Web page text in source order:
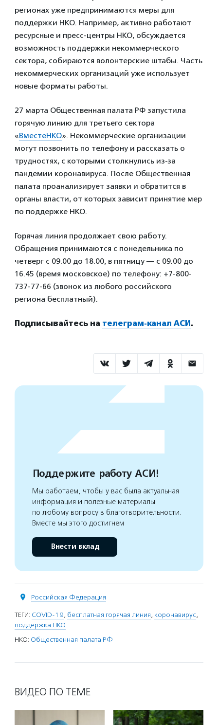
регионах уже предпринимаются меры для
поддержки НКО. Например, активно работают
ресурсные и пресс-центры НКО, обсуждается
возможность поддержки некоммерческого
сектора, собираются волонтерские штабы. Часть
некоммерческих организаций уже использует
новые форматы работы.
27 марта Общественная палата РФ запустила
горячую линию для третьего сектора
«ВместеНКО». Некоммерческие организации
могут позвонить по телефону и рассказать о
трудностях, с которыми столкнулись из-за
пандемии коронавируса. После Общественная
палата проанализирует заявки и обратится в
органы власти, от которых зависит принятие мер
по поддержке НКО.
Горячая линия продолжает свою работу.
Обращения принимаются с понедельника по
четверг с 09.00 до 18.00, в пятницу — с 09.00 до
16.45 (время московское) по телефону: +7-800-
737-77-66 (звонок из любого российского
региона бесплатный).
Подписывайтесь на телеграм-канал АСИ.
Поддержите работу АСИ!
Мы работаем, чтобы у вас была актуальная
информация и полезные материалы
по любому вопросу в благотворительности.
Вместе мы этого достигнем
Внести вклад
Российская Федерация
ТЕГИ: COVID-19, бесплатная горячая линия, коронавирус,
поддержка НКО
НКО: Общественная палата РФ
ВИДЕО ПО ТЕМЕ